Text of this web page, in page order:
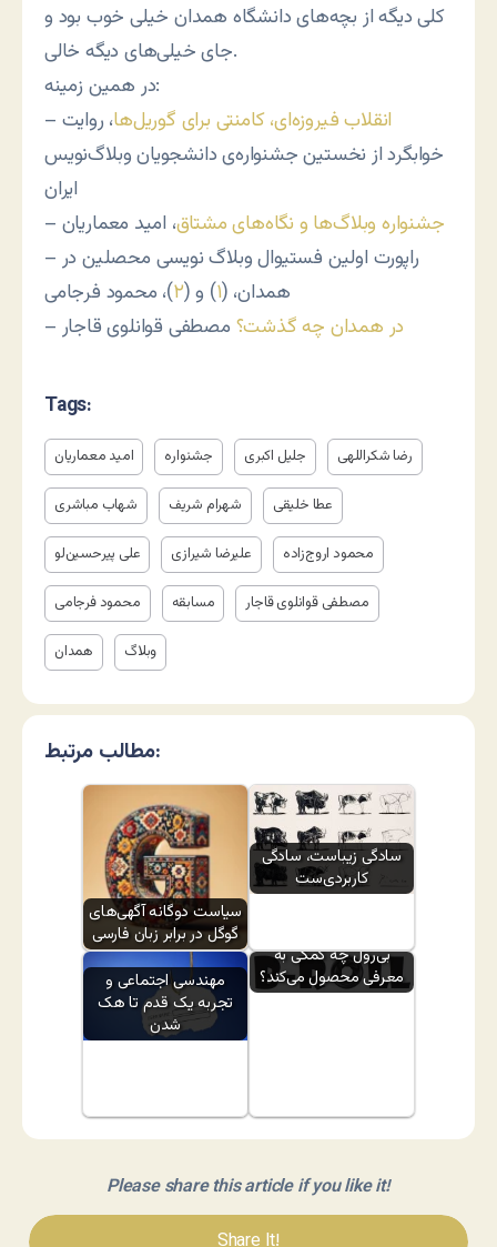
کلی دیگه از بچه‌های دانشگاه همدان خیلی خوب بود و
جای خیلی‌های دیگه خالی.
در همین زمینه:
–
انقلاب فیروزه‌ای، کامنتی برای گوریل‌ها، روایت
خوابگرد از نخستین جشنواره‌ی دانشجویان وبلاگ‌نویس
ایران
–
جشنواره وبلاگ‌ها و نگاه‌های مشتاق، امید معماریان
– راپورت اولین فستیوال وبلاگ نویسی محصلین در
همدان، (۱) و (۲)، محمود فرجامی
–
در همدان چه گذشت؟ مصطفی قوانلوی قاجار
Tags:
امید معماریان جشنواره جلیل اکبری رضا شکراللهی
شهاب مباشری شهرام شریف عطا خلیقی
علی پیرحسین‌لو علیرضا شیرازی ‌محمود اروج‌زاده
محمود فرجامی مسابقه مصطفی قوانلوی قاجار
همدان وبلاگ
مطالب مرتبط:
سیاست دوگانه آگهی‌های
گوگل در برابر زبان فارسی
سادگی زیباست، سادگی
کاربردی‌ست
مهندسی اجتماعی و
تجربه یک قدم تا هک
شدن
بی‌رول چه کمکی به
معرفی محصول می‌کند؟
Please share this article if you like it!